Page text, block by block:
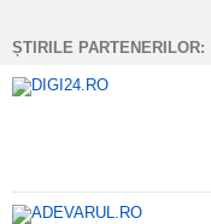
ȘTIRILE PARTENERILOR: